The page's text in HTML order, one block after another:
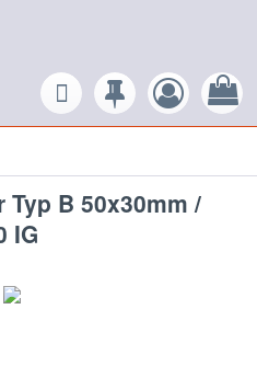
Typ B 50x30mm /
IG